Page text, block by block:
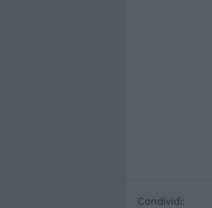
Condividi: